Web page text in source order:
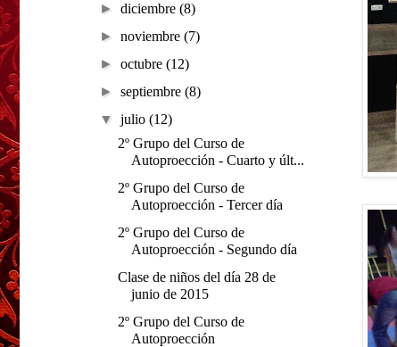
►diciembre(8)
►noviembre(7)
►octubre(12)
►septiembre(8)
▼julio(12)
2º Grupo del Curso de
Autoproección - Cuarto y últ...
2º Grupo del Curso de
Autoproección - Tercer día
2º Grupo del Curso de
Autoproección - Segundo día
Clase de niños del día 28 de
junio de 2015
2º Grupo del Curso de
Autoproección